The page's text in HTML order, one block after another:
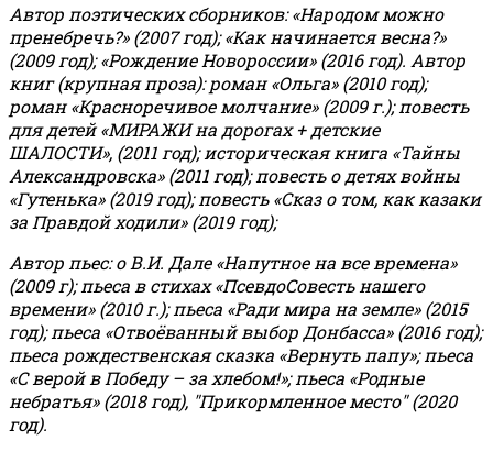
Автор поэтических сборников: «Народом можно
пренебречь?» (2007 год); «Как начинается весна?»
(2009 год); «Рождение Новороссии» (2016 год). Автор
книг (крупная проза): роман «Ольга» (2010 год);
роман «Красноречивое молчание» (2009 г.); повесть
для детей «МИРАЖИ на дорогах + детские
ШАЛОСТИ», (2011 год); историческая книга «Тайны
Александровска» (2011 год); повесть о детях войны
«Гутенька» (2019 год); повесть «Сказ о том, как казаки
за Правдой ходили» (2019 год);
Автор пьес: о В.И. Дале «Напутное на все времена»
(2009 г); пьеса в стихах «ПсевдоСовесть нашего
времени» (2010 г.); пьеса «Ради мира на земле» (2015
год); пьеса «Отвоёванный выбор Донбасса» (2016 год);
пьеса рождественская сказка «Вернуть папу»; пьеса
«С верой в Победу – за хлебом!»;пьеса «Родные
небратья» (2018 год), "Прикормленное место" (2020
год).